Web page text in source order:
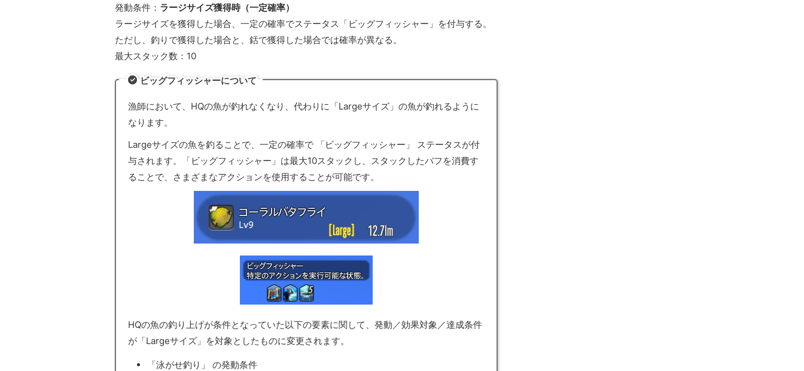
発動条件： ラージサイズ獲得時（一定確率）
ラージサイズを獲得した場合、一定の確率でステータス「ビッグフィッシャー」を付与する。
ただし、釣りで獲得した場合と、銛で獲得した場合では確率が異なる。
最大スタック数：10
ビッグフィッシャーについて
漁師において、HQの魚が釣れなくなり、代わりに「Largeサイズ」の魚が釣れるように
なります。
Largeサイズの魚を釣ることで、一定の確率で 「ビッグフィッシャー」 ステータスが付
与されます。「ビッグフィッシャー」は最大10スタックし、スタックしたバフを消費す
ることで、さまざまなアクションを使用することが可能です。
HQの魚の釣り上げが条件となっていた以下の要素に関して、発動／効果対象／達成条件
が「Largeサイズ」を対象としたものに変更されます。
「泳がせ釣り」 の発動条件